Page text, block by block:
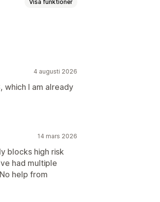
Visa funktioner
4 augusti 2026
which I am already
14 mars 2026
blocks high risk
had multiple
help from